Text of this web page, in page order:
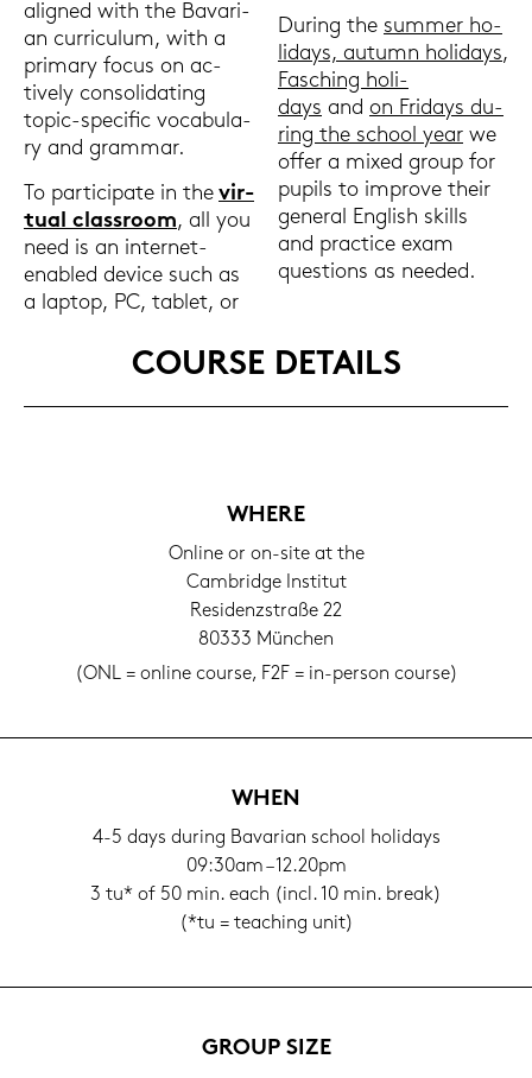
ali­gned with the Ba­va­ri­
an cur­ri­cu­lum, with a
pri­ma­ry focus on ac­
tive­ly con­so­li­da­ting
topic-​specific vo­ca­bu­la­
ry and gram­mar.
To par­ti­ci­pa­te in the vir­
tu­al class­room, all you
need is an internet-​
enabled de­vice such as
a lap­top, PC, ta­blet, or
Du­ring the sum­mer ho­
li­days, au­tumn ho­li­days,
Fa­sching ho­li­
days and on Fri­days du­
ring the school year we
offer a mixed group for
pu­pils to im­pro­ve their
ge­ne­ral Eng­lish skills
and prac­tice exam
ques­ti­ons as nee­ded.
COUR­SE DE­TAILS
WHERE
On­line or on-​site at the
Cam­bridge In­sti­tut
Re­si­denz­stra­ße 22
80333 Mün­chen
(ONL = on­line cour­se, F2F = in-​person cour­se)
WHEN
4-5 days du­ring Ba­va­ri­an school ho­li­days
09:30am – 12.20pm
3 tu* of 50 min. each (incl. 10 min. break)
(*tu = tea­ching unit)
GROUP SIZE